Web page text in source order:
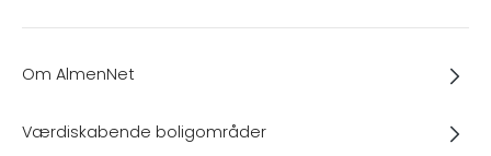
Om AlmenNet
Værdiskabende boligområder